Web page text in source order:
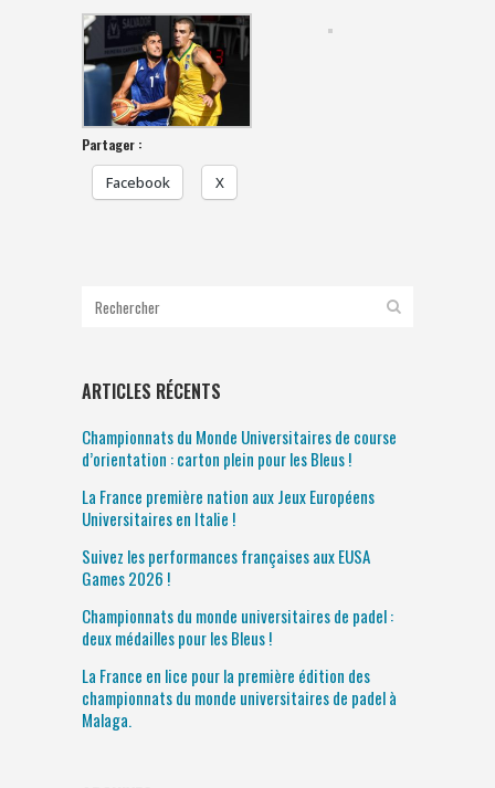
Partager :
Facebook X
ARTICLES RÉCENTS
Championnats du Monde Universitaires de course
d’orientation : carton plein pour les Bleus !
La France première nation aux Jeux Européens
Universitaires en Italie !
Suivez les performances françaises aux EUSA
Games 2026 !
Championnats du monde universitaires de padel :
deux médailles pour les Bleus !
La France en lice pour la première édition des
championnats du monde universitaires de padel à
Malaga.